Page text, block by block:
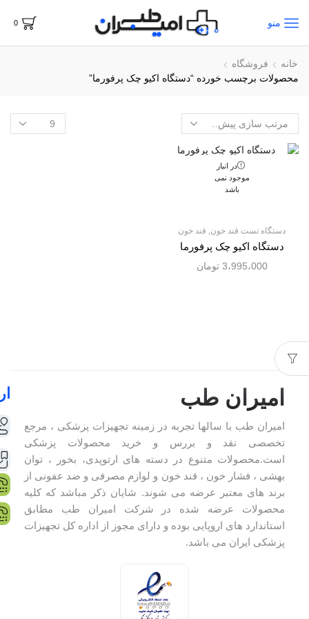
منو 0
خانه
فروشگاه
محصولات برچسب خورده “دستگاه اکیو چک پرفورما”
در انبار
موجود نمی
باشد
دستگاه تست قند خون, قند خون
دستگاه اکیو چک پرفورما
3،995،000 تومان
امیران طب
امیران طب با سالها تجربه در زمینه تجهیزات پزشکی ، مرجع
تخصصی نقد و بررس و خرید محصولات پزشکی
است.محصولات متنوع در دسته های ارتوپدی، بخور ، توان
بهشی ، فشار خون ، قند خون و لوازم مصرفی و ضد عفونی از
برند های معتبر عرضه می شوند. شایان ذکر مباشد که کلیه
محصولات عرضه شده در شرکت امیران طب مطابق
استاندارد های اروپایی بوده و دارای مجوز از اداره کل تجهیزات
پزشکی ایران می باشد.